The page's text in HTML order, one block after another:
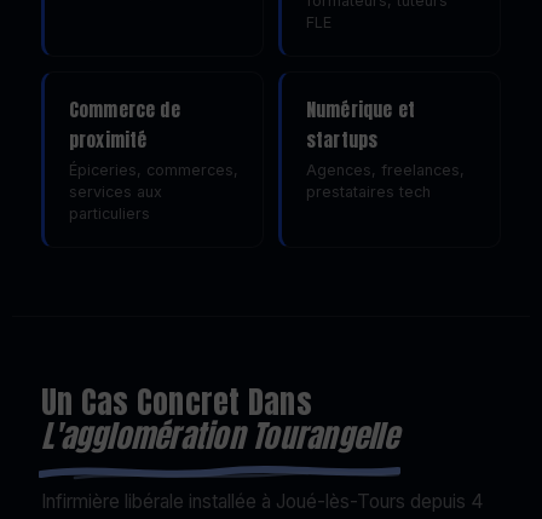
FLE
Commerce de
proximité
Épiceries, commerces,
services aux
particuliers
Numérique et
startups
Agences, freelances,
prestataires tech
Un Cas Concret Dans
L'agglomération Tourangelle
Infirmière libérale installée à Joué-lès-Tours depuis 4